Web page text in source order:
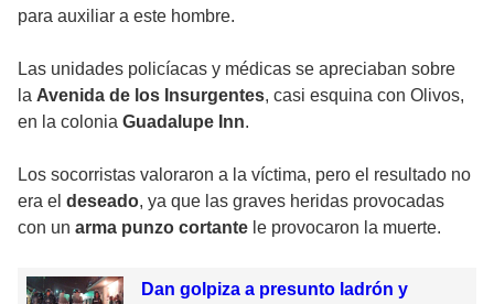
para auxiliar a este hombre.
Las unidades policíacas y médicas se apreciaban sobre
la Avenida de los Insurgentes, casi esquina con Olivos,
en la colonia Guadalupe Inn.
Los socorristas valoraron a la víctima, pero el resultado no
era el deseado, ya que las graves heridas provocadas
con un arma punzo cortante le provocaron la muerte.
Dan golpiza a presunto ladrón y